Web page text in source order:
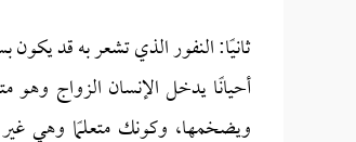
ثانيًا: النفور الذي تشعر به قد
أحيانًا يدخل الإنسان الزواج وهو
ويضخمها، وكونك متعلمًا وهي غير